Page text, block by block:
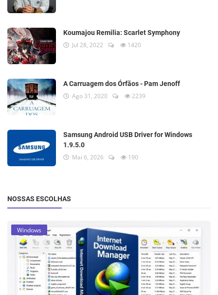
Koumajou Remilia: Scarlet Symphony
Jul 28, 2022 1420
A Carruagem dos Órfãos - Pam Jenoff
Ago 31, 2020 2239
Samsung Android USB Driver for Windows
1.9.5.0
Mai 6, 2026 190
NOSSAS ESCOLHAS
Windows